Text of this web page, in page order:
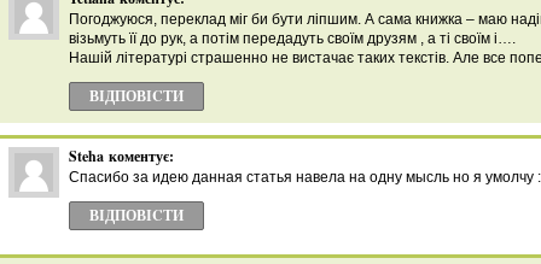
Погоджуюся, переклад міг би бути ліпшим. А сама книжка – маю
візьмуть її до рук, а потім передадуть своїм друзям , а ті своїм і….
Нашій літературі страшенно не вистачає таких текстів. Але все
ВІДПОВІCТИ
Steha коментує:
Спасибо за идею данная статья навела на одну мысль но я умолчу
ВІДПОВІCТИ